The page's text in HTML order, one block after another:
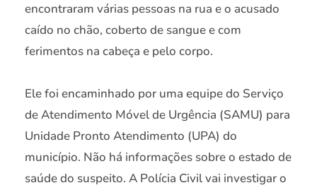
encontraram várias pessoas na rua e o acusado
caído no chão, coberto de sangue e com
ferimentos na cabeça e pelo corpo.
Ele foi encaminhado por uma equipe do Serviço
de Atendimento Móvel de Urgência (SAMU) para
Unidade Pronto Atendimento (UPA) do
município. Não há informações sobre o estado de
saúde do suspeito. A Polícia Civil vai investigar o